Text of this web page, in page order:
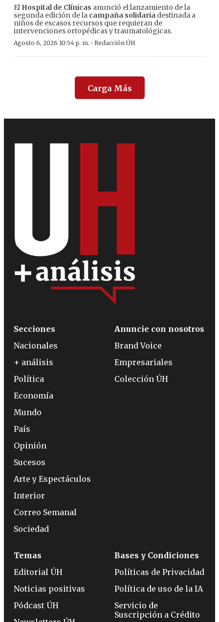
El Hospital de Clínicas anunció el lanzamiento de la
segunda edición de la campaña solidaria destinada a
niños de escasos recursos que requieran de
intervenciones ortopédicas y traumatológicas.
Agosto 6, 2026 10:54 p. m. · Redacción ÚH
Carga Más
Secciones
Nacionales
+ análisis
Política
Economía
Mundo
País
Opinión
Sucesos
Arte y Espectáculos
Interior
Correo Semanal
Sociedad
Anuncie con nosotros
Brand Voice
Empresariales
Colección ÚH
Temas
Editorial ÚH
Noticias positivas
Pódcast ÚH
Bases y Condiciones
Políticas de Privacidad
Política de uso de la IA
Servicio de
Suscripción a Crédito